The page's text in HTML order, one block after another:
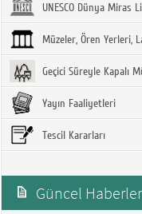
UNESCO Dünya Miras
Müzeler, Ören Yerleri,
Geçici Süreyle Kapalı
Yayın Faaliyetleri
Tescil Kararları
Güncel Haberler